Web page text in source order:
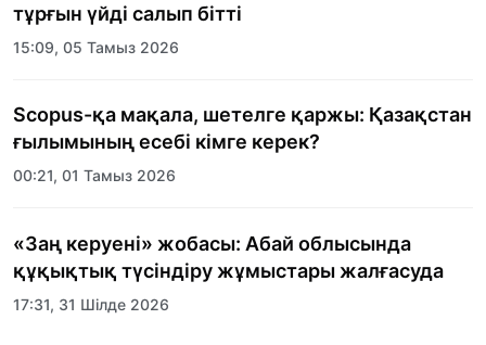
тұрғын үйді салып бітті
15:09, 05 Тамыз 2026
Scopus-қа мақала, шетелге қаржы: Қазақстан
ғылымының есебі кімге керек?
00:21, 01 Тамыз 2026
«Заң керуені» жобасы: Абай облысында
құқықтық түсіндіру жұмыстары жалғасуда
17:31, 31 Шілде 2026